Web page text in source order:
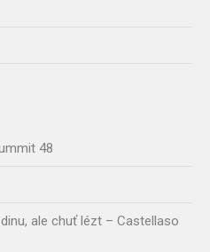
48
ale chuť lézt – Castellaso